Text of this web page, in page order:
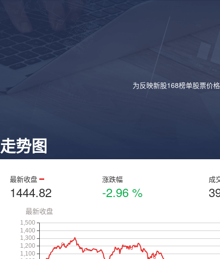
为反映新股168榜单股票价
走势图
最新收盘
1444.82
涨跌幅
-2.96 %
成